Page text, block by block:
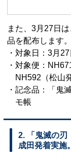
また、3月27日
品を配布します。
・対象日：3月27
・対象便：
NH592（松山
・記念品：「鬼
モ帳
2. 「鬼滅の刃
成田発着実施